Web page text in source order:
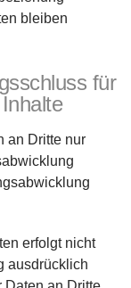
bleiben
für
an Dritte nur
erfolgt nicht
ausdrücklich